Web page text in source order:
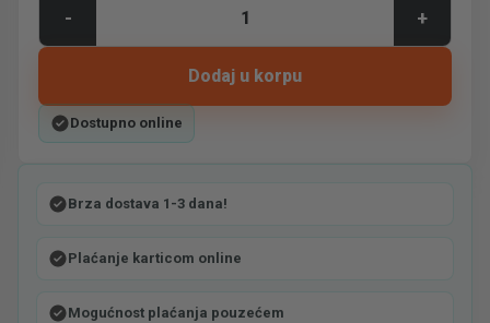
- +
Dodaj u korpu
Dostupno online
Brza dostava 1-3 dana!
Plaćanje karticom online
Mogućnost plaćanja pouzećem